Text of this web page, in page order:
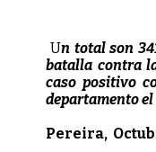
Un total son
batalla contra
caso positivo
departamento el
Pereira,